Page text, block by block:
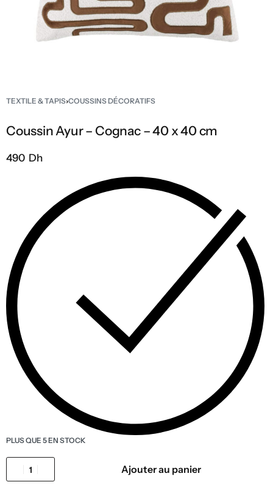
TEXTILE & TAPIS›COUSSINS DÉCORATIFS
Coussin Ayur – Cognac – 40 x 40 cm
490 Dh
PLUS QUE 5 EN STOCK
Ajouter au panier